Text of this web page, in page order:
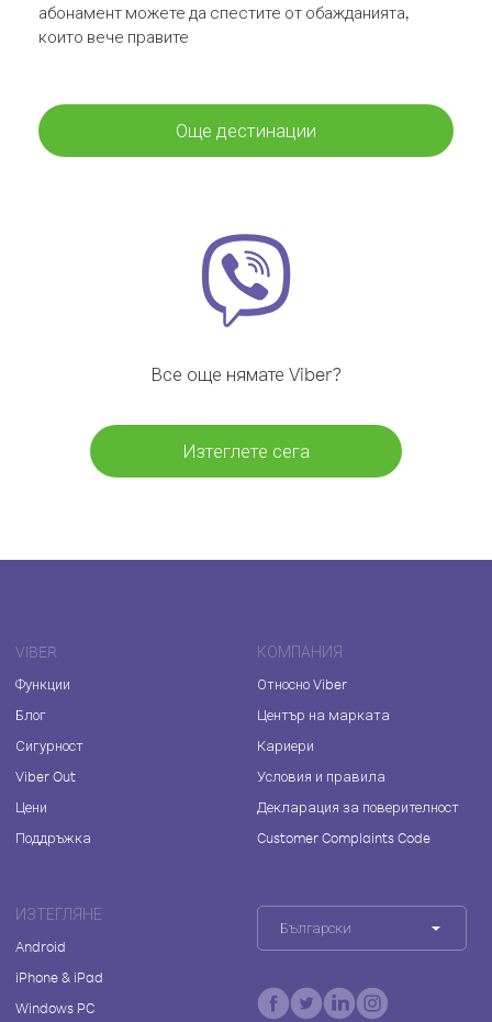
абонамент можете да спестите от обажданията,
които вече правите
Още дестинации
Все още нямате Viber?
Изтеглете сега
VIBER
Функции
Блог
Сигурност
Viber Out
Цени
Поддръжка
КОМПАНИЯ
Относно Viber
Център на марката
Кариери
Условия и правила
Декларация за поверителност
Customer Complaints Code
ИЗТЕГЛЯНЕ
Android
iPhone & iPad
Windows PC
Български